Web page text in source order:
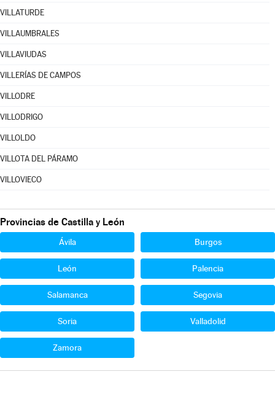
VILLATURDE
VILLAUMBRALES
VILLAVIUDAS
VILLERÍAS DE CAMPOS
VILLODRE
VILLODRIGO
VILLOLDO
VILLOTA DEL PÁRAMO
VILLOVIECO
Provincias de Castilla y León
Ávila Burgos
León Palencia
Salamanca Segovia
Soria Valladolid
Zamora